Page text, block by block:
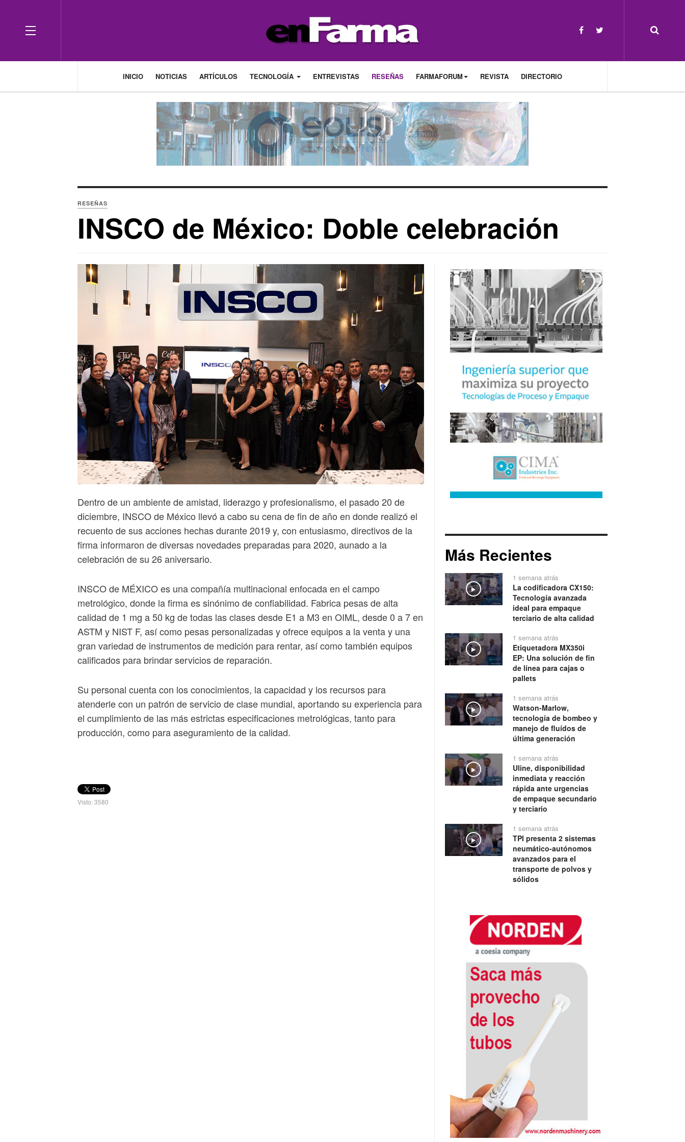
OFF CANVAS
INICIO NOTICIAS ARTÍCULOS TECNOLOGÍA ENTREVISTAS RESEÑAS FARMAFORUM REVISTA DIRECTORIO
RESEÑAS
INSCO de México: Doble celebración
Dentro de un ambiente de amistad, liderazgo y profesionalismo, el pasado 20 de
diciembre, INSCO de México llevó a cabo su cena de fin de año en donde realizó el
recuento de sus acciones hechas durante 2019 y, con entusiasmo, directivos de la
firma informaron de diversas novedades preparadas para 2020, aunado a la
celebración de su 26 aniversario.
INSCO de MÉXICO es una compañía multinacional enfocada en el campo
metrológico, donde la firma es sinónimo de confiabilidad. Fabrica pesas de alta
calidad de 1 mg a 50 kg de todas las clases desde E1 a M3 en OIML, desde 0 a 7 en
ASTM y NIST F, así como pesas personalizadas y ofrece equipos a la venta y una
gran variedad de instrumentos de medición para rentar, así como también equipos
calificados para brindar servicios de reparación.
Su personal cuenta con los conocimientos, la capacidad y los recursos para
atenderle con un patrón de servicio de clase mundial, aportando su experiencia para
el cumplimiento de las más estrictas especificaciones metrológicas, tanto para
producción, como para aseguramiento de la calidad.
Visto: 3580
Más Recientes
Play
1 semana atrás
La codificadora CX150:
Tecnología avanzada
ideal para empaque
terciario de alta calidad
Play
1 semana atrás
Etiquetadora MX350i
EP: Una solución de fin
de línea para cajas o
pallets
Play
1 semana atrás
Watson-Marlow,
tecnología de bombeo y
manejo de fluídos de
última generación
Play
1 semana atrás
Uline, disponibilidad
inmediata y reacción
rápida ante urgencias
de empaque secundario
y terciario
Play
1 semana atrás
TPI presenta 2 sistemas
neumático-autónomos
avanzados para el
transporte de polvos y
sólidos